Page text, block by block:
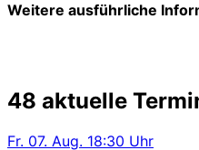
Weitere ausführliche
48 aktuelle
Fr. 07. Aug. 18:30 Uhr